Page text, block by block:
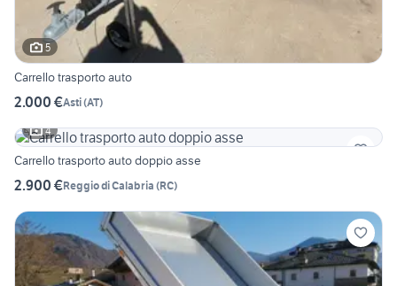
5
Carrello trasporto auto
2.000 €Asti(AT)
4
Carrello trasporto auto doppio asse
2.900 €Reggio di Calabria (RC)